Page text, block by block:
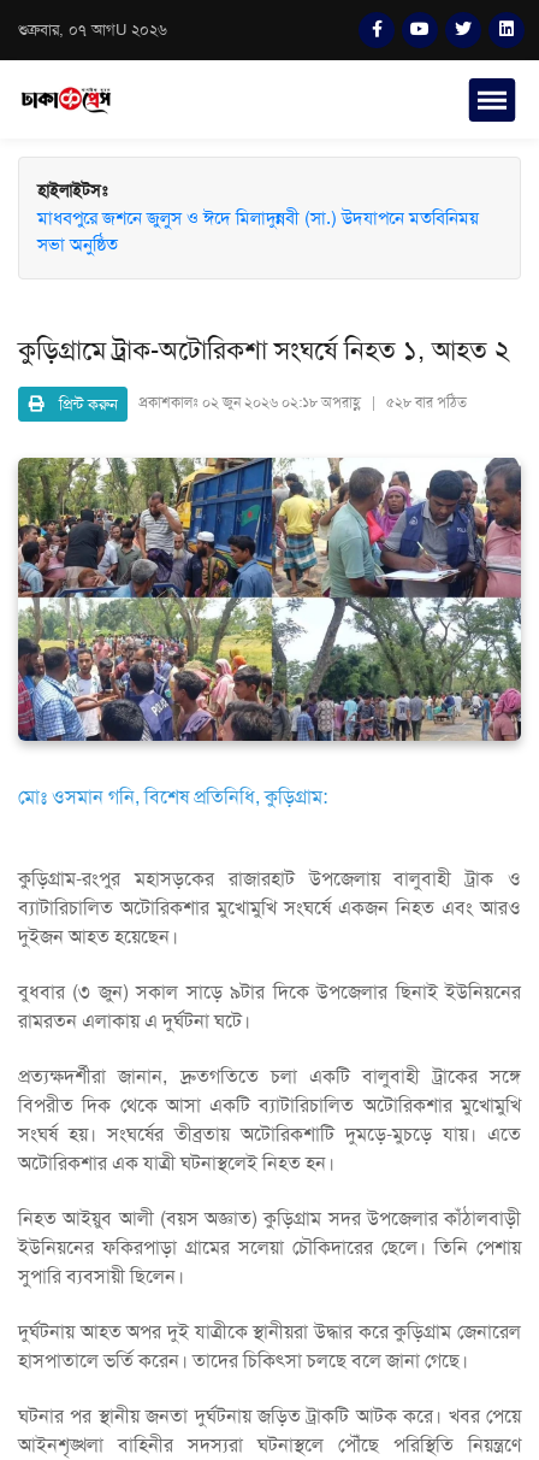
শুক্রবার, ০৭ আগU ২০২৬
হাইলাইটসঃ
মাধবপুরে জশনে জুলুস ও ঈদে মিলাদুন্নবী (সা.) উদযাপনে মতবিনিময়
সভা অনুষ্ঠিত
কুড়িগ্রামে ট্রাক-অটোরিকশা সংঘর্ষে নিহত ১, আহত ২
প্রিন্ট করুন প্রকাশকালঃ ০২ জুন ২০২৬ ০২:১৮ অপরাহ্ণ | ৫২৮ বার পঠিত
মোঃ ওসমান গনি, বিশেষ প্রতিনিধি, কুড়িগ্রাম:
কুড়িগ্রাম-রংপুর মহাসড়কের রাজারহাট উপজেলায় বালুবাহী ট্রাক ও
ব্যাটারিচালিত অটোরিকশার মুখোমুখি সংঘর্ষে একজন নিহত এবং আরও
দুইজন আহত হয়েছেন।
বুধবার (৩ জুন) সকাল সাড়ে ৯টার দিকে উপজেলার ছিনাই ইউনিয়নের
রামরতন এলাকায় এ দুর্ঘটনা ঘটে।
প্রত্যক্ষদর্শীরা জানান, দ্রুতগতিতে চলা একটি বালুবাহী ট্রাকের সঙ্গে
বিপরীত দিক থেকে আসা একটি ব্যাটারিচালিত অটোরিকশার মুখোমুখি
সংঘর্ষ হয়। সংঘর্ষের তীব্রতায় অটোরিকশাটি দুমড়ে-মুচড়ে যায়। এতে
অটোরিকশার এক যাত্রী ঘটনাস্থলেই নিহত হন।
নিহত আইয়ুব আলী (বয়স অজ্ঞাত) কুড়িগ্রাম সদর উপজেলার কাঁঠালবাড়ী
ইউনিয়নের ফকিরপাড়া গ্রামের সলেয়া চৌকিদারের ছেলে। তিনি পেশায়
সুপারি ব্যবসায়ী ছিলেন।
দুর্ঘটনায় আহত অপর দুই যাত্রীকে স্থানীয়রা উদ্ধার করে কুড়িগ্রাম জেনারেল
হাসপাতালে ভর্তি করেন। তাদের চিকিৎসা চলছে বলে জানা গেছে।
ঘটনার পর স্থানীয় জনতা দুর্ঘটনায় জড়িত ট্রাকটি আটক করে। খবর পেয়ে
আইনশৃঙ্খলা বাহিনীর সদস্যরা ঘটনাস্থলে পৌঁছে পরিস্থিতি নিয়ন্ত্রণে